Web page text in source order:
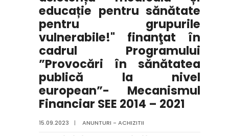
educație pentru sănătate
pentru grupurile
vulnerabile!" finanţat în
cadrul Programului
”Provocări în sănătatea
publică la nivel
european”- Mecanismul
Financiar SEE 2014 – 2021
15.09.2023 | ANUNTURI - ACHIZITII